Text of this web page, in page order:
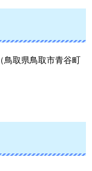
（鳥取県鳥取市青谷町